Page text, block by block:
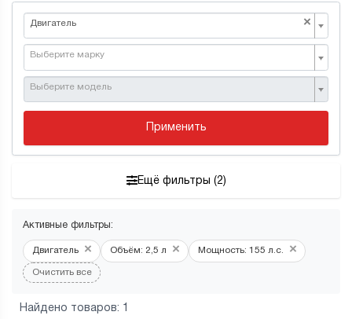
×
Двигатель
Выберите марку
Выберите модель
Применить
Ещё фильтры (2)
Активные фильтры:
Двигатель × Объём: 2,5 л × Мощность: 155 л.с. ×
Очистить все
Найдено товаров: 1